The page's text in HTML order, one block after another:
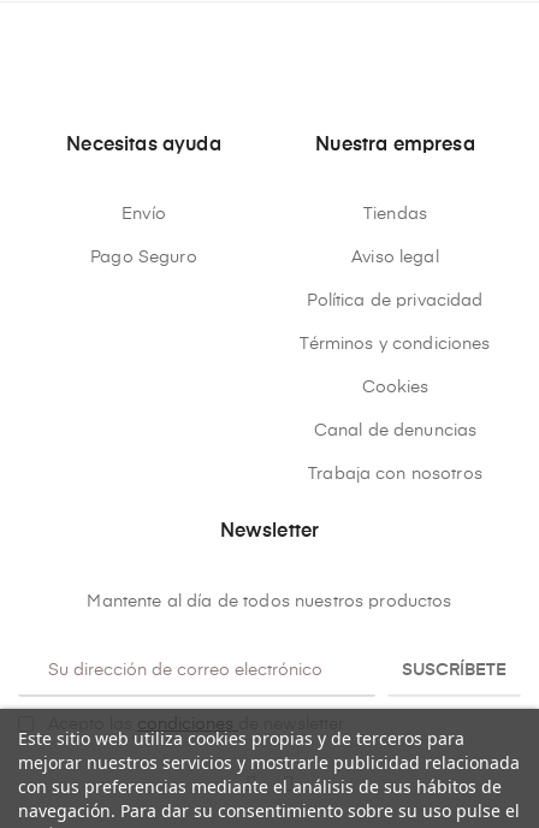
Necesitas ayuda
Envío
Pago Seguro
Nuestra empresa
Tiendas
Aviso legal
Política de privacidad
Términos y condiciones
Cookies
Canal de denuncias
Trabaja con nosotros
Newsletter
Mantente al día de todos nuestros productos
SUSCRÍBETE
condiciones
Este sitio web utiliza cookies propias y de terceros para
mejorar nuestros servicios y mostrarle publicidad relacionada
con sus preferencias mediante el análisis de sus hábitos de
navegación. Para dar su consentimiento sobre su uso pulse el